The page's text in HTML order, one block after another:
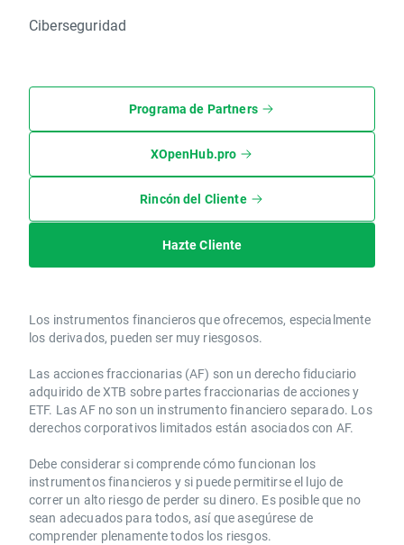
Ciberseguridad
Programa de Partners
XOpenHub.pro
Rincón del Cliente
Hazte Cliente
Los instrumentos financieros que ofrecemos, especialmente
los derivados, pueden ser muy riesgosos.
Las acciones fraccionarias (AF) son un derecho fiduciario
adquirido de XTB sobre partes fraccionarias de acciones y
ETF. Las AF no son un instrumento financiero separado. Los
derechos corporativos limitados están asociados con AF.
Debe considerar si comprende cómo funcionan los
instrumentos financieros y si puede permitirse el lujo de
correr un alto riesgo de perder su dinero. Es posible que no
sean adecuados para todos, así que asegúrese de
comprender plenamente todos los riesgos.